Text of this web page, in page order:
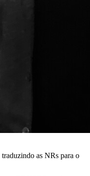
traduzindo as NRs para o